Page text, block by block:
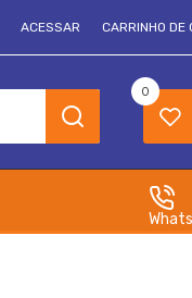
ACESSAR CARRINHO DE
0